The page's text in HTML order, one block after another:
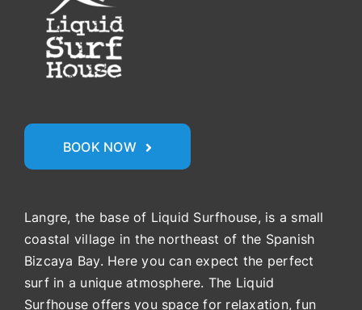
BOOK NOW
Langre, the base of Liquid Surfhouse, is a small
coastal village in the northeast of the Spanish
Bizcaya Bay. Here you can expect the perfect
surf in a unique atmosphere. The Liquid
Surfhouse offers you space for relaxation, fun